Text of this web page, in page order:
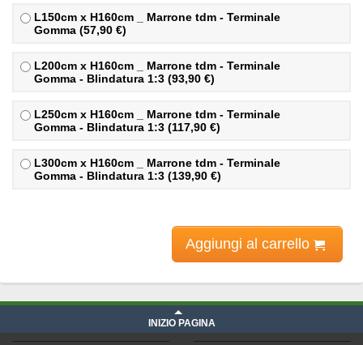
L150cm x H160cm _ Marrone tdm - Terminale
Gomma (57,90 €)
L200cm x H160cm _ Marrone tdm - Terminale
Gomma - Blindatura 1:3 (93,90 €)
L250cm x H160cm _ Marrone tdm - Terminale
Gomma - Blindatura 1:3 (117,90 €)
L300cm x H160cm _ Marrone tdm - Terminale
Gomma - Blindatura 1:3 (139,90 €)
Aggiungi al carrello
INIZIO PAGINA